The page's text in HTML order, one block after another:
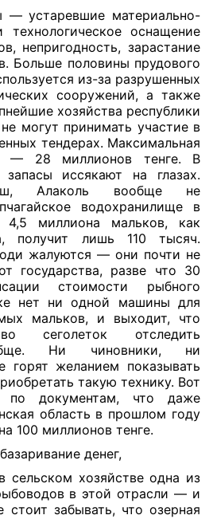
— устаревшие материально-
технологическое оснащение
непригодность, зарастание
Больше половины прудового
из-за разрушенных
сооружений, а также
хозяйства республики
могут принимать участие в
тендерах. Максимальная
— 28 миллионов тенге. В
запасы иссякают на глазах.
Алаколь вообще не
водохранилище в
миллиона мальков, как
получит лишь 110 тысяч.
жалуются — они почти не
государства, разве что 30
стоимости рыбного
нет ни одной машины для
мальков, и выходит, что
сеголеток отследить
Ни чиновники, ни
горят желанием показывать
такую технику. Вот
документам, что даже
область в прошлом году
100 миллионов тенге.
денег,
сельском хозяйстве одна из
в этой отрасли — и
забывать, что озерная